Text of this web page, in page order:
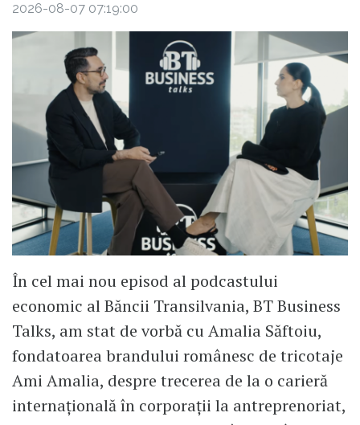
2026-08-07 07:19:00
În cel mai nou episod al podcastului
economic al Băncii Transilvania, BT Business
Talks, am stat de vorbă cu Amalia Săftoiu,
fondatoarea brandului românesc de tricotaje
Ami Amalia, despre trecerea de la o carieră
internațională în corporații la antreprenoriat,